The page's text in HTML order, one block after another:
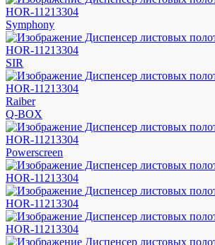
Symphony
SIR
Raiber
Q-BOX
Powerscreen